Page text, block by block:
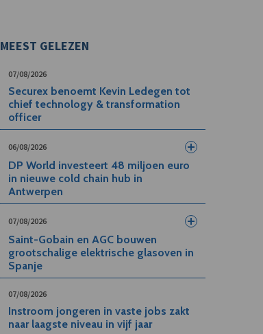
MEEST GELEZEN
07/08/2026
Securex benoemt Kevin Ledegen tot
chief technology & transformation
officer
06/08/2026
DP World investeert 48 miljoen euro
in nieuwe cold chain hub in
Antwerpen
07/08/2026
Saint-Gobain en AGC bouwen
grootschalige elektrische glasoven in
Spanje
07/08/2026
Instroom jongeren in vaste jobs zakt
naar laagste niveau in vijf jaar